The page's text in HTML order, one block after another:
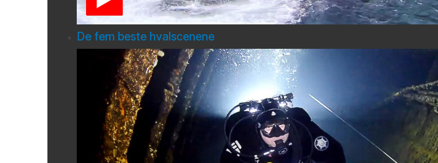
De fem beste hvalscenene